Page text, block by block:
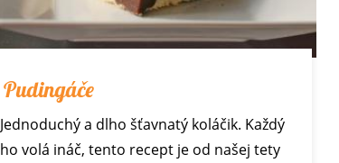
Pudingáče
Jednoduchý a dlho šťavnatý koláčik. Každý
ho volá ináč, tento recept je od našej tety